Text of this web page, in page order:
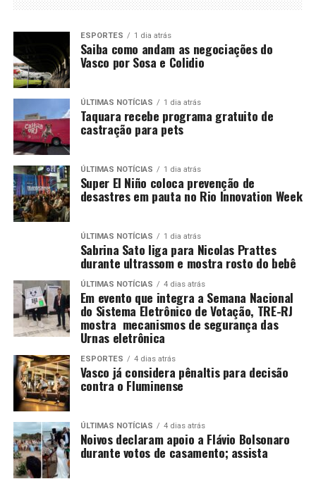
ESPORTES 1 dia atrás
Saiba como andam as negociações do
Vasco por Sosa e Colidio
ÚLTIMAS NOTÍCIAS 1 dia atrás
Taquara recebe programa gratuito de
castração para pets
ÚLTIMAS NOTÍCIAS 1 dia atrás
Super El Niño coloca prevenção de
desastres em pauta no Rio Innovation Week
ÚLTIMAS NOTÍCIAS 1 dia atrás
Sabrina Sato liga para Nicolas Prattes
durante ultrassom e mostra rosto do bebê
ÚLTIMAS NOTÍCIAS 4 dias atrás
Em evento que integra a Semana Nacional
do Sistema Eletrônico de Votação, TRE-RJ
mostra mecanismos de segurança das
Urnas eletrônica
ESPORTES 4 dias atrás
Vasco já considera pênaltis para decisão
contra o Fluminense
ÚLTIMAS NOTÍCIAS 4 dias atrás
Noivos declaram apoio a Flávio Bolsonaro
durante votos de casamento; assista